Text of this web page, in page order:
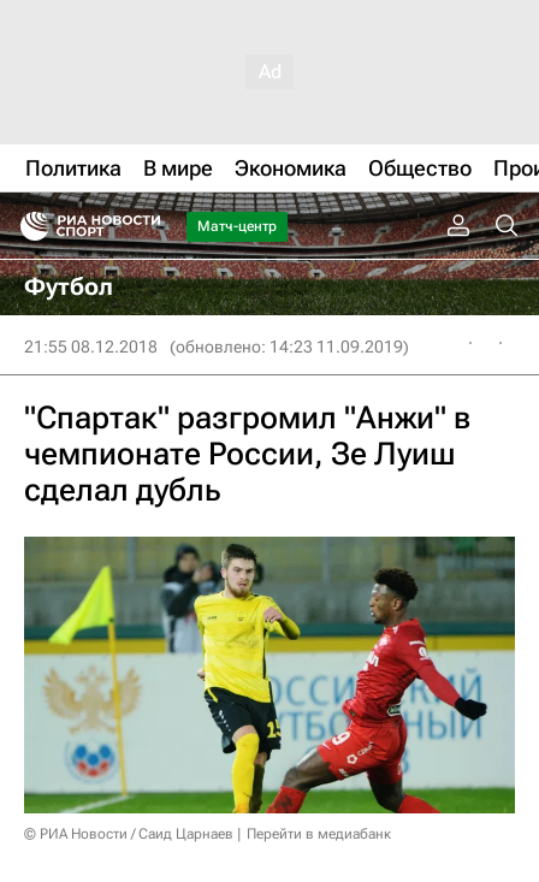
Политика В мире Экономика Общество
Матч-центр
Футбол
21:55 08.12.2018 (обновлено: 14:23 11.09.2019)
"Спартак" разгромил "Анжи" в
чемпионате России, Зе Луиш
сделал дубль
© РИА Новости / Саид Царнаев Перейти в медиабанк